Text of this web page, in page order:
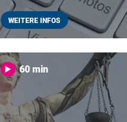
WEITERE INFOS
60 min